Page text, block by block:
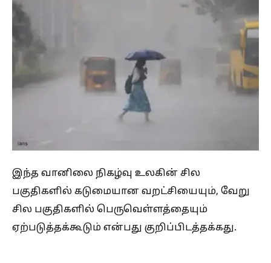
இந்த வானிலை நிகழ்வு உலகின் சில
பகுதிகளில் கடுமையான வறட்சியையும், வேறு
சில பகுதிகளில் பெருவெள்ளத்தையும்
ஏற்படுத்தக்கூடும் என்பது குறிப்பிடத்தக்கது.